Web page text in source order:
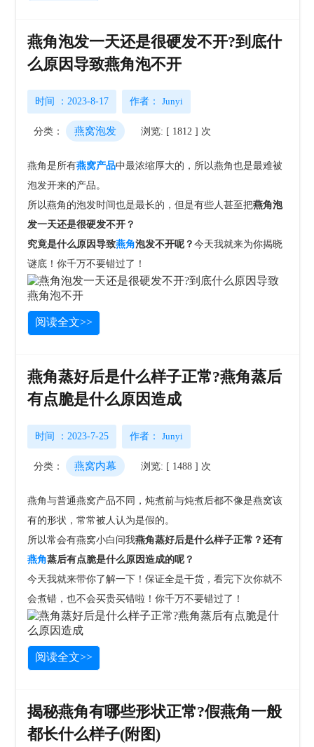
燕角泡发一天还是很硬发不开?到底什
么原因导致燕角泡不开
时间 ：2023-8-17 作者：Junyi
分类： 燕窝泡发 浏览: [ 1812 ] 次
燕角是所有燕窝产品中最浓缩厚大的，所以燕角也是最难被
泡发开来的产品。
所以燕角的泡发时间也是最长的，但是有些人甚至把燕角泡
发一天还是很硬发不开？
究竟是什么原因导致燕角泡发不开呢？今天我就来为你揭晓
谜底！你千万不要错过了！
阅读全文>>
燕角蒸好后是什么样子正常?燕角蒸后
有点脆是什么原因造成
时间 ：2023-7-25 作者：Junyi
分类： 燕窝内幕 浏览: [ 1488 ] 次
燕角与普通燕窝产品不同，炖煮前与炖煮后都不像是燕窝该
有的形状，常常被人认为是假的。
所以常会有燕窝小白问我燕角蒸好后是什么样子正常？还有
燕角蒸后有点脆是什么原因造成的呢？
今天我就来带你了解一下！保证全是干货，看完下次你就不
会煮错，也不会买贵买错啦！你千万不要错过了！
阅读全文>>
揭秘燕角有哪些形状正常?假燕角一般
都长什么样子(附图)